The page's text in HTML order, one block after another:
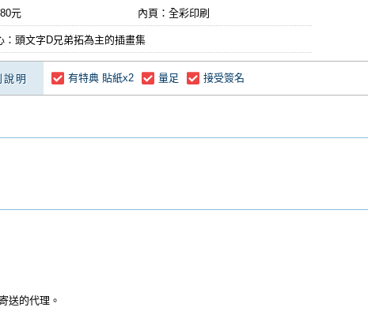
元 內頁：全彩印刷
：頭文字D兄弟拓為主的插畫集
說明 有特典 貼紙x2 量足 接受簽名
送的代理。